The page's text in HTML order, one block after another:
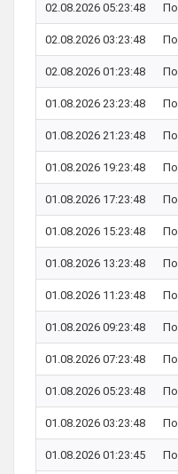
02.08.2026 05:23:48
02.08.2026 03:23:48
02.08.2026 01:23:48
01.08.2026 23:23:48
01.08.2026 21:23:48
01.08.2026 19:23:48
01.08.2026 17:23:48
01.08.2026 15:23:48
01.08.2026 13:23:48
01.08.2026 11:23:48
01.08.2026 09:23:48
01.08.2026 07:23:48
01.08.2026 05:23:48
01.08.2026 03:23:48
01.08.2026 01:23:45